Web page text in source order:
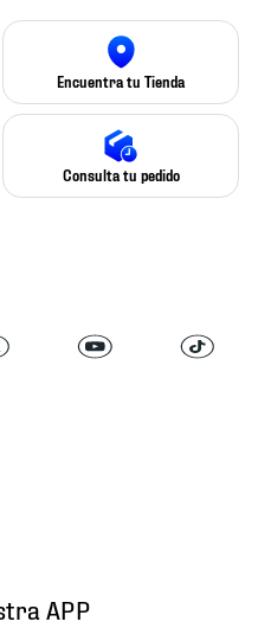
Encuentra tu Tienda
Consulta tu pedido
APP